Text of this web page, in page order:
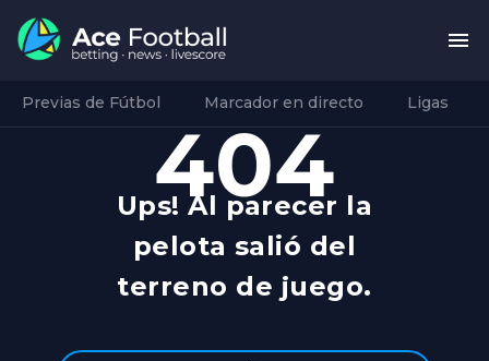
Previas de Fútbol Marcador en directo Ligas
404
Ups! Al parecer la
pelota salió del
terreno de juego.